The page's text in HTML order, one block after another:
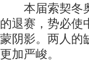
本届索契冬奥
的退赛，势必使
蒙阴影。两人的
更加严峻。